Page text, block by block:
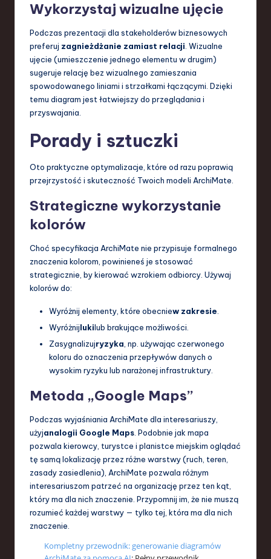
Wykorzystaj wizualne ujęcie
Podczas prezentacji dla stakeholderów biznesowych
preferuj zagnieżdżanie zamiast relacji . Wizualne
ujęcie (umieszczenie jednego elementu w drugim)
sugeruje relację bez wizualnego zamieszania
spowodowanego liniami i strzałkami łączącymi. Dzięki
temu diagram jest łatwiejszy do przeglądania i
przyswajania.
Porady i sztuczki
Oto praktyczne optymalizacje, które od razu poprawią
przejrzystość i skuteczność Twoich modeli ArchiMate.
Strategiczne wykorzystanie
kolorów
Choć specyfikacja ArchiMate nie przypisuje formalnego
znaczenia kolorom, powinieneś je stosować
strategicznie, by kierować wzrokiem odbiorcy. Używaj
kolorów do:
Wyróżnij elementy, które obecniew zakresie
Wyróżnijlukilub brakujące możliwości.
Zasygnalizujryzyka, np. używając czerwonego
koloru do oznaczenia przepływów danych o
wysokim ryzyku lub narażonej infrastruktury.
Metoda „Google Maps”
Podczas wyjaśniania ArchiMate dla interesariuszy,
użyjanalogii Google Maps. Podobnie jak mapa
pozwala kierowcy, turystce i planistce miejskim oglądać
tę samą lokalizację przez różne warstwy (ruch, teren,
zasady zasiedlenia), ArchiMate pozwala różnym
interesariuszom patrzeć na organizację przez ten kąt,
który ma dla nich znaczenie. Przypomnij im, że nie muszą
rozumieć każdej warstwy — tylko tej, która ma dla nich
znaczenie.
Kompletny przewodnik: generowanie diagramów